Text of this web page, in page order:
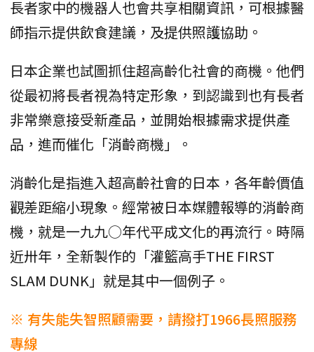
長者家中的機器人也會共享相關資訊，可根據醫
師指示提供飲食建議，及提供照護協助。
日本企業也試圖抓住超高齡化社會的商機。他們
從最初將長者視為特定形象，到認識到也有長者
非常樂意接受新產品，並開始根據需求提供產
品，進而催化「消齡商機」。
消齡化是指進入超高齡社會的日本，各年齡價值
觀差距縮小現象。經常被日本媒體報導的消齡商
機，就是一九九○年代平成文化的再流行。時隔
近卅年，全新製作的「灌籃高手THE FIRST
SLAM DUNK」就是其中一個例子。
※ 有失能失智照顧需要，請撥打1966長照服務
專線